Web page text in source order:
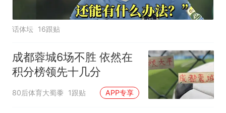
话体坛 16跟贴
成都蓉城6场不胜 依然在
积分榜领先十几分
80后体育大蜀黍 1跟贴 APP专享